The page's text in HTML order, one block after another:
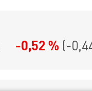
-0,52 % (-